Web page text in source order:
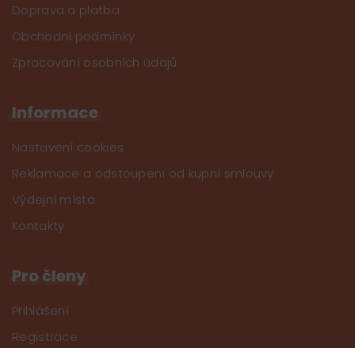
Doprava a platba
Obchodní podmínky
Zpracování osobních údajů
Informace
Nastavení cookies
Reklamace a odstoupení od kupní smlouvy
Výdejní místa
Kontakty
Pro členy
Přihlášení
Registrace